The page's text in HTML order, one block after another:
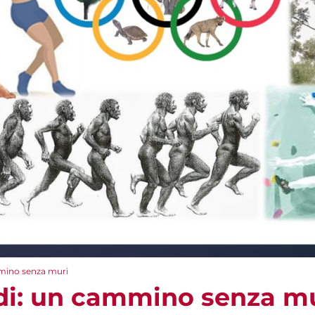
senza muri
un cammino senza